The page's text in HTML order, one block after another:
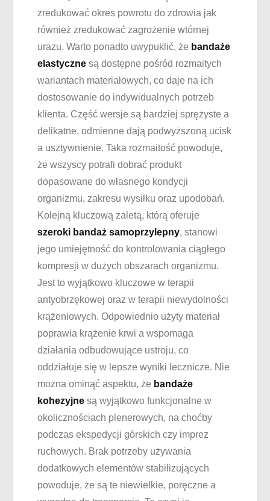
zredukować okres powrotu do zdrowia jak
również zredukować zagrożenie wtórnej
urazu. Warto ponadto uwypuklić, że bandaże
elastyczne są dostępne pośród rozmaitych
wariantach materiałowych, co daje na ich
dostosowanie do indywidualnych potrzeb
klienta. Część wersje są bardziej sprężyste a
delikatne, odmienne dają podwyższoną ucisk
a usztywnienie. Taka rozmaitość powoduje,
że wszyscy potrafi dobrać produkt
dopasowane do własnego kondycji
organizmu, zakresu wysiłku oraz upodobań.
Kolejną kluczową zaletą, którą oferuje
szeroki bandaż samoprzylepny, stanowi
jego umiejętność do kontrolowania ciągłego
kompresji w dużych obszarach organizmu.
Jest to wyjątkowo kluczowe w terapii
antyobrzękowej oraz w terapii niewydolności
krążeniowych. Odpowiednio użyty materiał
poprawia krążenie krwi a wspomaga
działania odbudowujące ustroju, co
oddziałuje się w lepsze wyniki lecznicze. Nie
można ominąć aspektu, że bandaże
kohezyjne są wyjątkowo funkcjonalne w
okolicznościach plenerowych, na choćby
podczas ekspedycji górskich czy imprez
ruchowych. Brak potrzeby używania
dodatkowych elementów stabilizujących
powoduje, że są te niewielkie, poręczne a